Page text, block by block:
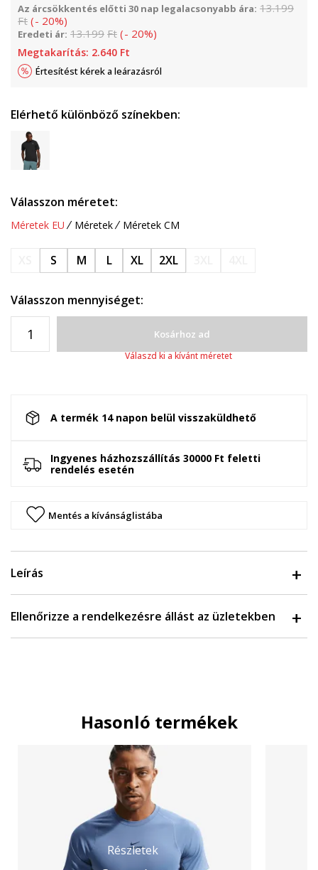
Az árcsökkentés előtti 30 nap legalacsonyabb ára: 13.199
Ft (- 20%)
Eredeti ár: 13.199 Ft (- 20%)
Megtakarítás: 2.640 Ft
Értesítést kérek a leárazásról
Elérhető különböző színekben:
Válasszon méretet:
Méretek EU Méretek Méretek CM
S M L XL 2XL
Válasszon mennyiséget:
Kosárhoz ad
Válaszd ki a kívánt méretet
A termék 14 napon belül visszaküldhető
Ingyenes házhozszállítás 30000 Ft feletti
rendelés esetén
Mentés a kívánságlistába
Leírás
Ellenőrizze a rendelkezésre állást az üzletekben
Hasonló termékek
Részletek